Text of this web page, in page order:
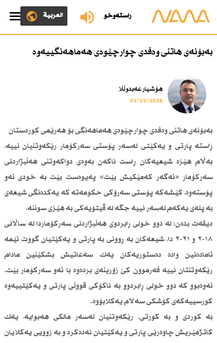
ڕاستەوخۆ العربية
بەبۆنەی هاتنی وەفدی چوارچێوەی هەماهەنگییەوە
هۆشیار عەبدوڵڵا
02/02/2026
بەبۆنەی هاتنی وەفدی چوارچێوەی هەماهەنگی بۆ هەرێمی كوردستان
ڕاستە پارتی و یەكێتی لەسەر پۆستی سەركۆمار رێكەوتنیان نییە،
بەڵام هێزە شیعیەكان ڕاست ناكەن بەوەی دواكەوتنی هەڵبژاردنی
سەركۆمار «ئەگەر كەمێكیش بێت» پەیوەست بێت بە خودی ئەو
پۆستەوە، كێشەكە پۆستی سەرۆكی حكومەتە كە یەكدەنگی شیعەی
بە پلەی یەكەم لەسەر نییە جگە لە ڤیتۆیەكی بە هێزی سوننە.
دیقەت بدەن؛ لە دوو خولی ڕابردوی هەڵبژاردنی سەركۆماردا لە ساڵانی
٢٠١٨ و ٢٠٢١ دا، شیعەكان بە ڕوونی بە پارتی و یەكێتیان گووت ئێمە
ئامادەنین وادە دەستوریەكان یەك سەعاتیش بشكێنین مادام
رێكەوتنتان نییە فەرموون كێ زۆرینەی بردەوە با ئەو سەركۆمار بێت.
ئەوەبوو كە دوو خولی ڕابردوو بە ناكۆكی قووڵی پارتی و یەكێتییەوە
كورسییەكەی كۆشكی سەلام یەكلابۆوە.
بە كوردی و بە كورتی، رێكەوتنیان لەسەر مالكی هەبوایە، یەك
كاتژمێریش چاوەرێی پارتی و یەكێتیان نەدەكرد و بە زوویی یەكلایان